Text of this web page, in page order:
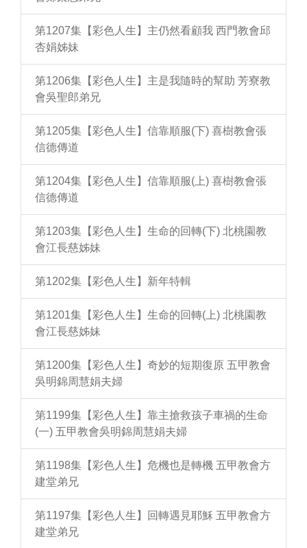
第1207集【彩色人生】主仍然看顧我 西門教會邱
杏娟姊妹
第1206集【彩色人生】主是我隨時的幫助 芳寮教
會吳聖郎弟兄
第1205集【彩色人生】信靠順服(下) 喜樹教會張
信德傳道
第1204集【彩色人生】信靠順服(上) 喜樹教會張
信德傳道
第1203集【彩色人生】生命的回轉(下) 北桃園教
會江長慈姊妹
第1202集【彩色人生】新年特輯
第1201集【彩色人生】生命的回轉(上) 北桃園教
會江長慈姊妹
第1200集【彩色人生】奇妙的短期復原 五甲教會
吳明錦周慧娟夫婦
第1199集【彩色人生】靠主搶救孩子車禍的生命
(一) 五甲教會吳明錦周慧娟夫婦
第1198集【彩色人生】危機也是轉機 五甲教會方
建堂弟兄
第1197集【彩色人生】回轉遇見耶穌 五甲教會方
建堂弟兄